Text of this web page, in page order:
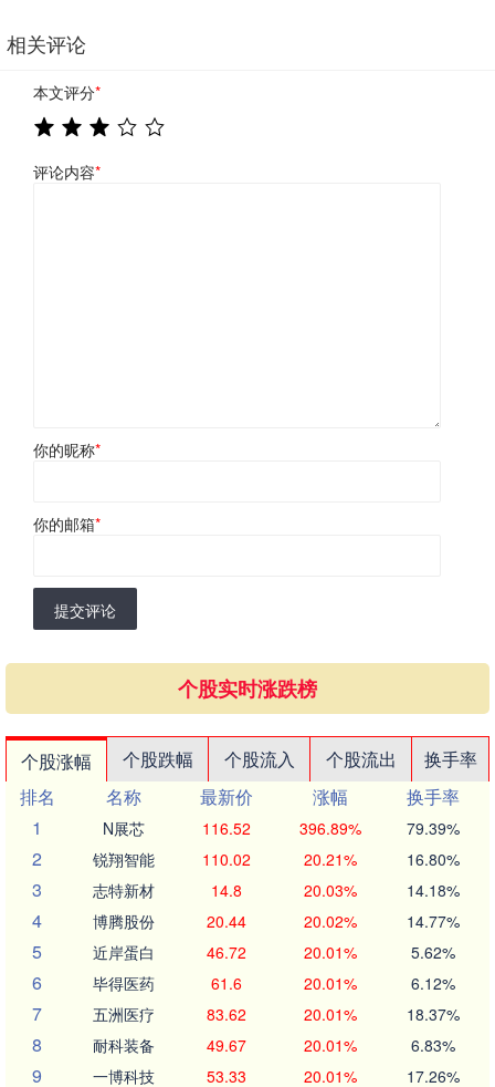
相关评论
本文评分*
评论内容*
你的昵称*
你的邮箱*
提交评论
个股实时涨跌榜
个股涨幅 个股跌幅 个股流入 个股流出
换手率
排名
名称 最新价 涨幅
换手率
1
N展芯 116.52 396.89% 79.39%
2 锐翔智能 110.02 20.21% 16.80%
3 志特新材 14.8 20.03% 14.18%
4 博腾股份 20.44 20.02% 14.77%
5 近岸蛋白 46.72 20.01% 5.62%
6 毕得医药 61.6 20.01% 6.12%
7 五洲医疗 83.62 20.01% 18.37%
8 耐科装备 49.67 20.01% 6.83%
9 一博科技 53.33 20.01% 17.26%